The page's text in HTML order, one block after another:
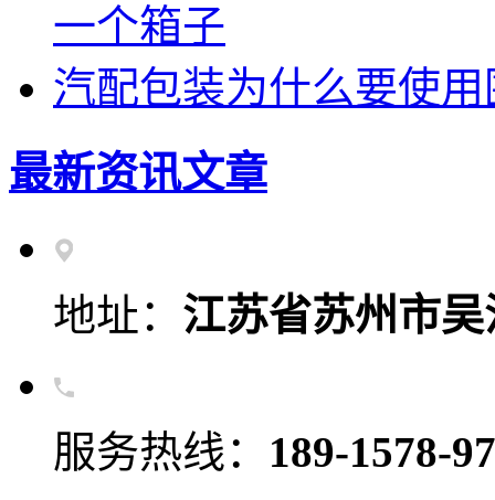
一个箱子
汽配包装为什么要使
最新资讯文章
地址： 江苏省苏州市
服务热线： 189-1578-